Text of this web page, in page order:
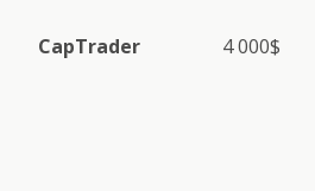
CapTrader 4 000$